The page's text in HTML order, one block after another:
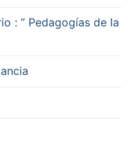
: ” Pedagogías de la